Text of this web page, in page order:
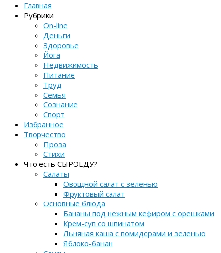
Главная
Рубрики
On-line
Деньги
Здоровье
Йога
Недвижимость
Питание
Труд
Семья
Сознание
Спорт
Избранное
Творчество
Проза
Стихи
Что есть СЫРОЕДУ?
Салаты
Овощной салат с зеленью
Фруктовый салат
Основные блюда
Бананы под нежным кефиром с орешками
Крем-суп со шпинатом
Льняная каша с помидорами и зеленью
Яблоко-банан